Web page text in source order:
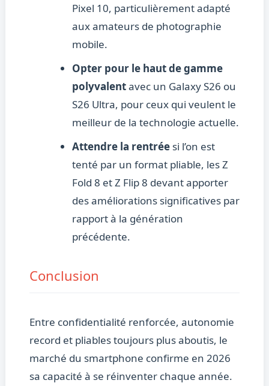
Pixel 10, particulièrement adapté
aux amateurs de photographie
mobile.
Opter pour le haut de gamme
polyvalentavec un Galaxy S26 ou
S26 Ultra, pour ceux qui veulent le
meilleur de la technologie actuelle.
Attendre la rentréesi l’on est
tenté par un format pliable, les Z
Fold 8 et Z Flip 8 devant apporter
des améliorations significatives par
rapport à la génération
précédente.
Conclusion
Entre confidentialité renforcée, autonomie
record et pliables toujours plus aboutis, le
marché du smartphone confirme en 2026
sa capacité à se réinventer chaque année.